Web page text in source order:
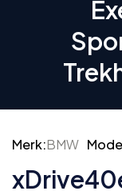
Merk:BMW